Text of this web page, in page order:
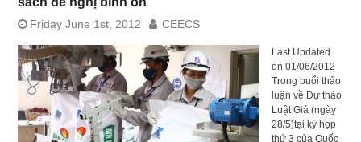
Friday June 1st, 2012 CEECS
Last Updated
on 01/06/2012
Trong buổi thảo
luận về Dự thảo
Luật Giá (ngày
28/5)tại kỳ họp
thứ 3 của Quốc